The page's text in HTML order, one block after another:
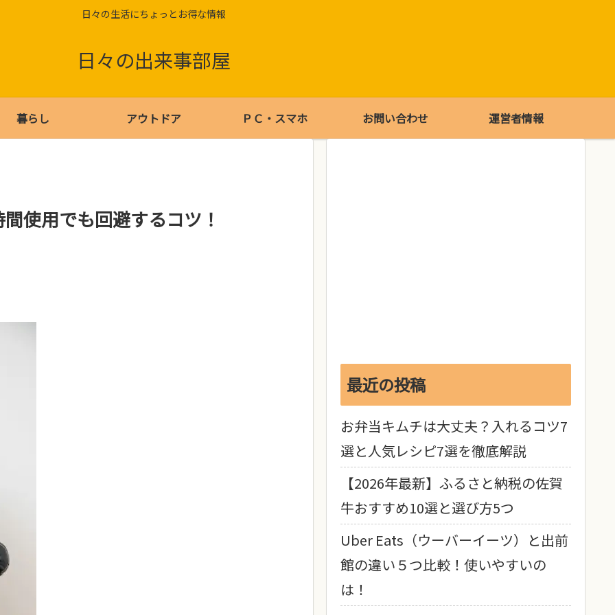
日々の生活にちょっとお得な情報
日々の出来事部屋
暮らし アウトドア ＰＣ・スマホ お問い合わせ 運営者情報
使用でも回避するコツ！
最近の投稿
お弁当キムチは大丈夫？入れるコツ7
選と人気レシピ7選を徹底解説
【2026年最新】ふるさと納税の佐賀
牛おすすめ10選と選び方5つ
Uber Eats（ウーバーイーツ）と出前
館の違い５つ比較！使いやすいの
は！